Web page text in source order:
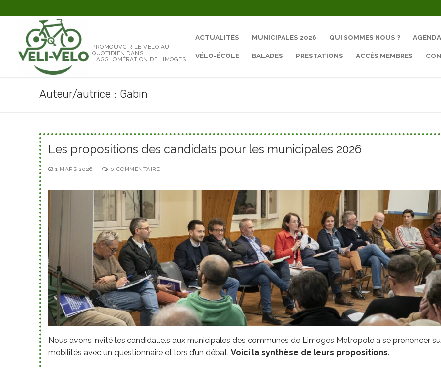
au
contenu
PROMOUVOIR LE VÉLO AU
QUOTIDIEN DANS
L'AGGLOMÉRATION DE LIMOGES
ACTUALITÉS MUNICIPALES 2026 QUI SOMMES NOUS ? AGENDA
VÉLO-ÉCOLE BALADES PRESTATIONS ACCÈS MEMBRES
Auteur/autrice : Gabin
Les propositions des candidats pour les municipales 2026
1 MARS 2026 0 COMMENTAIRE
Nous avons invité les candidat.e.s aux municipales des communes de Limoges Métropole à se prononcer
mobilités avec un questionnaire et lors d’un débat. Voici la synthèse de leurs propositions.